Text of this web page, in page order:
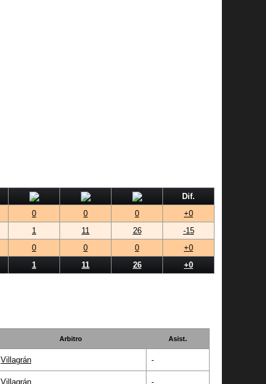
Dif.
0 0 0
+0
1 11 26
-15
0 0 0
+0
1 11 26 +0
Arbitro Asist.
Villagrán -
Villagrán -